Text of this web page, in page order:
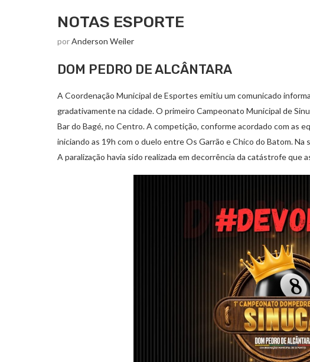
NOTAS ESPORTE
porAnderson Weiler
DOM PEDRO DE ALCÂNTARA
A Coordenação Municipal de Esportes emitiu um comunicado
gradativamente na cidade. O primeiro Campeonato Municipal de
Bar do Bagé, no Centro. A competição, conforme acordado com as
iniciando as 19h com o duelo entre Os Garrão e Chico do Batom.
A paralização havia sido realizada em decorrência da catástrofe que